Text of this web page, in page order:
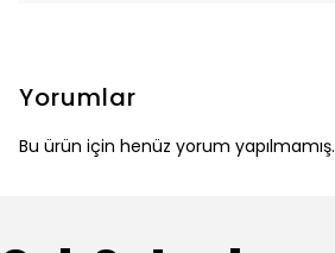
Yorumlar
Bu ürün için henüz yorum yapılmamış.